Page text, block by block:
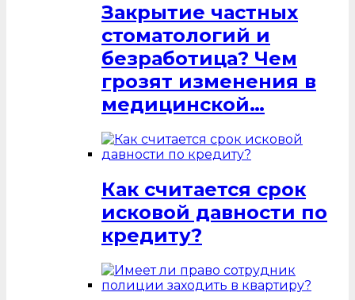
Закрытие частных
стоматологий и
безработица? Чем
грозят изменения в
медицинской…
Как считается срок
исковой давности по
кредиту?